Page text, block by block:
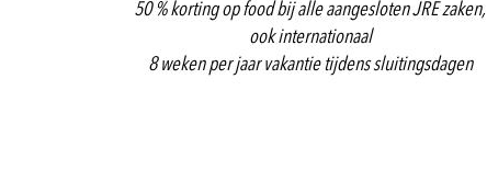
50 % korting op food bij alle aangesloten JRE zaken,
ook internationaal
8 weken per jaar vakantie tijdens sluitingsdagen